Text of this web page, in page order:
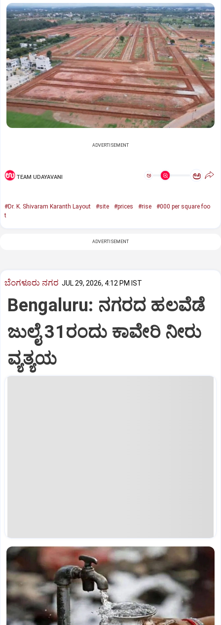
ADVERTISEMENT
TEAM UDAYAVANI ಅ ಅ
#Dr. K. Shivaram Karanth Layout #site #prices #rise
#000 per square foo
t
ADVERTISEMENT
ಬೆಂಗಳೂರು ನಗರ JUL 29, 2026, 4:12 PM IST
Bengaluru: ನಗರದ ಹಲವೆಡೆ
ಜುಲೈ 31ರಂದು ಕಾವೇರಿ ನೀರು
ವ್ಯತ್ಯಯ